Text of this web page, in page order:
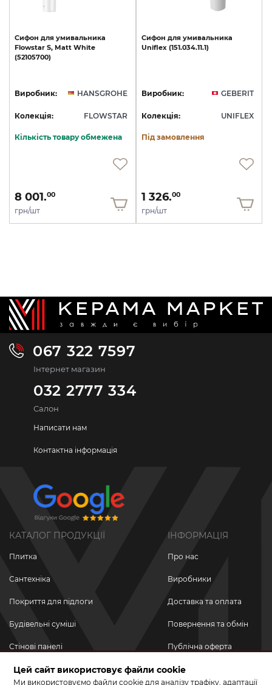
Сифон для умивальника
Flowstar S, Matt White
(52105700)
Виробник: HANSGROHE
Колекція: FLOWSTAR
Кількість товару обмежена
8 001.00
грн/шт
Сифон для умивальника
Uniflex (151.034.11.1)
Виробник: GEBERIT
Колекція: UNIFLEX
Під замовлення
1 326.00
грн/шт
067 322 7597
Інтернет магазин
032 2777 334
Салон
Написати нам
Контактна інформація
КАТАЛОГ ПРОДУКЦІЇ
Плитка
Сантехніка
Покриття для підлоги
Будівельні суміші
Стінові панелі
Новинки
ІНФОРМАЦІЯ
Про нас
Виробники
Доставка та оплата
Повернення та обмін
Публічна оферта
Політика
конфіденційності
Цей сайт використовує файли cookie
Ми використовуємо файли cookie для аналізу трафіку, адаптації